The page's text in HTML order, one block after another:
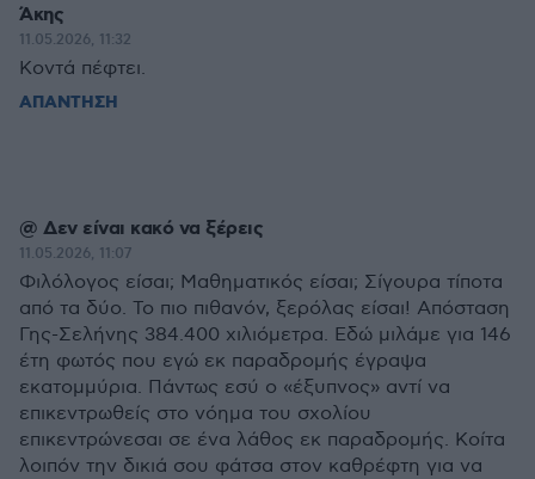
Άκης
11.05.2026, 11:32
Κοντά πέφτει.
ΑΠΑΝΤΗΣΗ
@ Δεν είναι κακό να ξέρεις
11.05.2026, 11:07
Φιλόλογος είσαι; Μαθηματικός είσαι; Σίγουρα τίποτα
από τα δύο. Το πιο πιθανόν, ξερόλας είσαι! Απόσταση
Γης-Σελήνης 384.400 χιλιόμετρα. Εδώ μιλάμε για 146
έτη φωτός που εγώ εκ παραδρομής έγραψα
εκατομμύρια. Πάντως εσύ ο «έξυπνος» αντί να
επικεντρωθείς στο νόημα του σχολίου
επικεντρώνεσαι σε ένα λάθος εκ παραδρομής. Κοίτα
λοιπόν την δικιά σου φάτσα στον καθρέφτη για να